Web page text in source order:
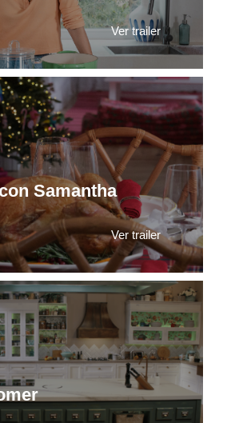
Ver trailer
Samantha
Ver trailer